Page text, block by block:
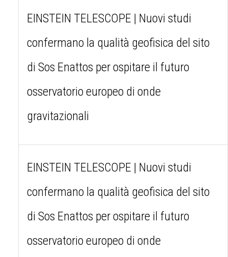
EINSTEIN TELESCOPE | Nuovi studi
confermano la qualità geofisica del sito
di Sos Enattos per ospitare il futuro
osservatorio europeo di onde
gravitazionali
EINSTEIN TELESCOPE | Nuovi studi
confermano la qualità geofisica del sito
di Sos Enattos per ospitare il futuro
osservatorio europeo di onde